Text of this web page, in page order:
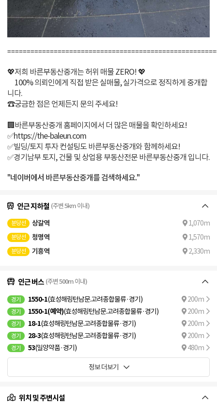
💖저희 바른부동산중개는 허위 매물 ZERO! 💖
100% 의뢰인에게 직접 받은 실매물, 실가격으로 정직하게 중개합
니다.
☎️궁금한 점은 언제든지 문의 주세요!
🏢바른부동산중개 홈페이지에서 더 많은 매물을 확인하세요!
✅https://the-baleun.com
✅빌딩/토지 투자 컨설팅도 바른부동산중개와 함께하세요!
✅경기남부 토지, 건물 및 상업용 부동산전문 바른부동산중개 입니다.
"네이버에서 바른부동산중개를 검색하세요."
인근 지하철 (주변 5km 이내)
분당선 상갈역 1,070m
분당선 청명역 1,570m
분당선 기흥역 2,330m
인근 버스 (주변 500m 이내)
경기 1550-1(효성해링턴남문.고려종합물류·경기) 200m
경기 1550-1(예약)(효성해링턴남문.고려종합물류·경기) 200m
경기 18-1(효성해링턴남문.고려종합물류·경기) 200m
경기 28-3(효성해링턴남문.고려종합물류·경기) 200m
경기 53(일양약품·경기) 480m
정보 더보기
위치 및 주변시설